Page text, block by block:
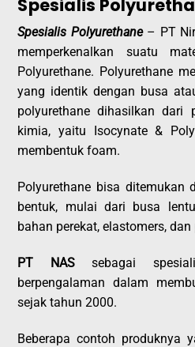
Spesialis
Spesialis Polyurethane– PT
memperkenalkan suatu
Polyurethane. Polyurethane
yang identik dengan busa
polyurethane dihasilkan dari
kimia, yaitu Isocynate &
membentuk foam.
Polyurethane bisa ditemukan
bentuk, mulai dari busa
bahan perekat, elastomers,
PT NASsebagai
berpengalaman dalam
sejak tahun 2000.
Beberapa contoh produknya